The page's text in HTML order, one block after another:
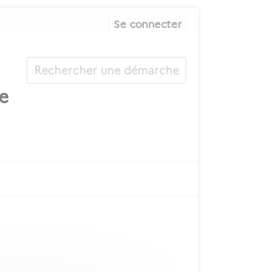
Se connecter